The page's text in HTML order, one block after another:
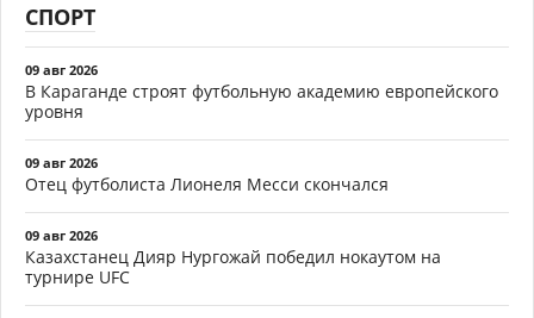
СПОРТ
09 авг 2026
В Караганде строят футбольную академию европейского
уровня
09 авг 2026
Отец футболиста Лионеля Месси скончался
09 авг 2026
Казахстанец Дияр Нургожай победил нокаутом на
турнире UFC